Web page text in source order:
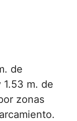
de
m. de
zonas